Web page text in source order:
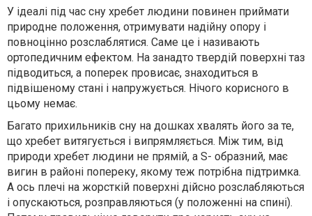
У ідеалі під час сну хребет людини повинен приймати
природне положення, отримувати надійну опору і
повноцінно розслаблятися. Саме це і називають
ортопедичним ефектом. На занадто твердій поверхні таз
підводиться, а поперек провисає, знаходиться в
підвішеному стані і напружується. Нічого корисного в
цьому немає.
Багато прихильників сну на дошках хвалять його за те,
що хребет витягується і випрямляється. Між тим, від
природи хребет людини не прямій, а S- образний, має
вигин в районі попереку, якому теж потрібна підтримка.
А ось плечі на жорсткій поверхні дійсно розслабляються
і опускаються, розправляються (у положенні на спині).